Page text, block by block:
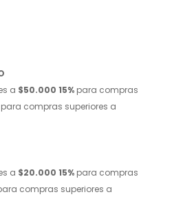
a $50.000 15% para compras
para compras superiores a
a $20.000 15% para compras
compras superiores a